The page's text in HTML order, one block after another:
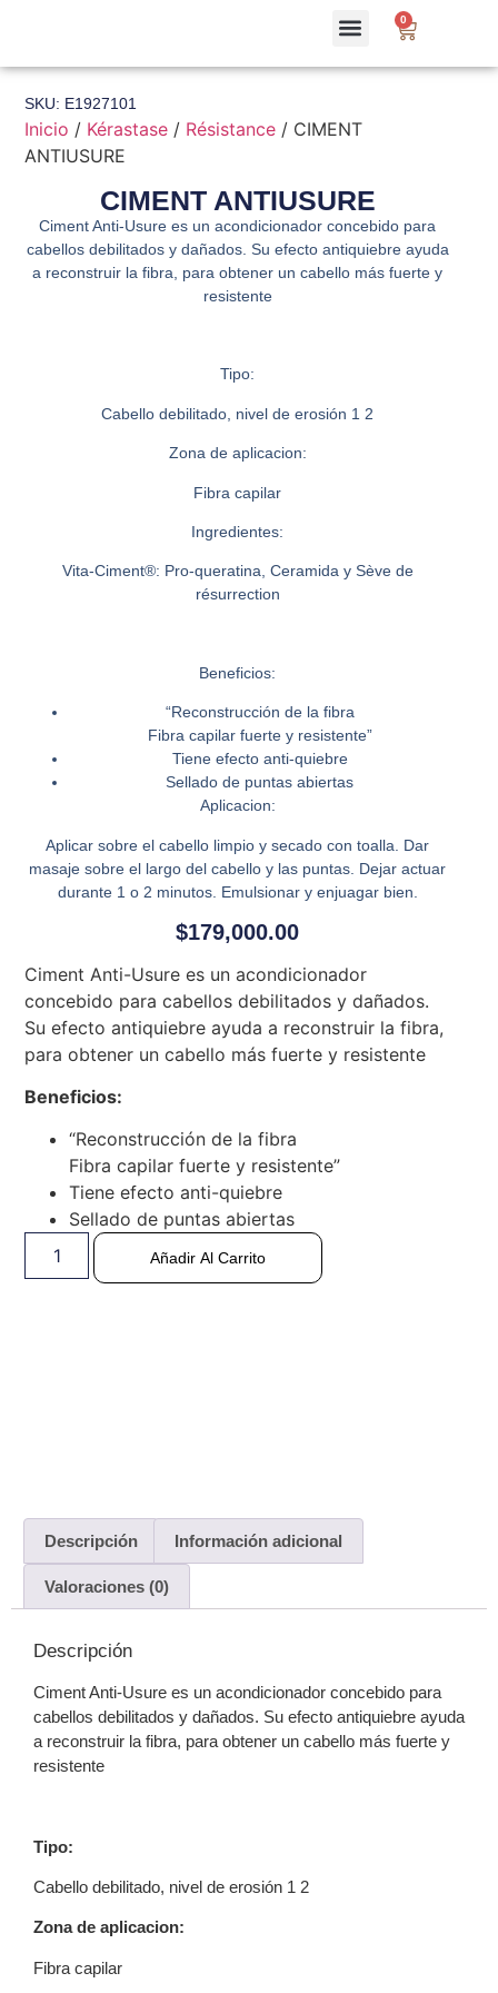
0
SKU: E1927101
Inicio / Kérastase / Résistance / CIMENT
ANTIUSURE
CIMENT ANTIUSURE
Ciment Anti-Usure es un acondicionador concebido para
cabellos debilitados y dañados. Su efecto antiquiebre ayuda
a reconstruir la fibra, para obtener un cabello más fuerte y
resistente
Tipo:
Cabello debilitado, nivel de erosión 1 2
Zona de aplicacion:
Fibra capilar
Ingredientes:
Vita-Ciment®: Pro-queratina, Ceramida y Sève de
résurrection
Beneficios:
“Reconstrucción de la fibra
Fibra capilar fuerte y resistente”
Tiene efecto anti-quiebre
Sellado de puntas abiertas
Aplicacion:
Aplicar sobre el cabello limpio y secado con toalla. Dar
masaje sobre el largo del cabello y las puntas. Dejar actuar
durante 1 o 2 minutos. Emulsionar y enjuagar bien.
$179,000.00
Ciment Anti-Usure es un acondicionador
concebido para cabellos debilitados y dañados.
Su efecto antiquiebre ayuda a reconstruir la fibra,
para obtener un cabello más fuerte y resistente
Beneficios:
“Reconstrucción de la fibra
Fibra capilar fuerte y resistente”
Tiene efecto anti-quiebre
Sellado de puntas abiertas
Añadir Al Carrito
Descripción Información adicional
Valoraciones (0)
Descripción
Ciment Anti-Usure es un acondicionador concebido para
cabellos debilitados y dañados. Su efecto antiquiebre ayuda
a reconstruir la fibra, para obtener un cabello más fuerte y
resistente
Tipo:
Cabello debilitado, nivel de erosión 1 2
Zona de aplicacion:
Fibra capilar